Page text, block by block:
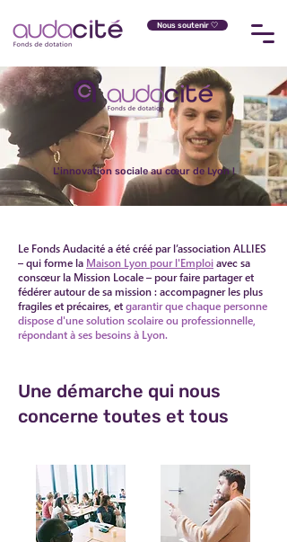
Nous soutenir 🤍
L'innovation sociale au cœur de Lyon !
Le Fonds Audacité a été créé par l’association ALLIES
– qui forme la Maison Lyon pour l'Emploi avec sa
consœur la Mission Locale – pour faire partager et
fédérer autour de sa mission : accompagner les plus
fragiles et précaires, et garantir que chaque personne
dispose d'une solution scolaire ou professionnelle,
répondant à ses besoins à Lyon.
Une démarche qui nous
concerne toutes et tous